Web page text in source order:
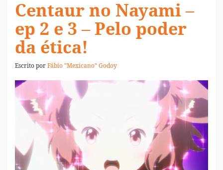
Centaur no Nayami –
ep 2 e 3 – Pelo poder
da ética!
Escrito porFábio "Mexicano" Godoy